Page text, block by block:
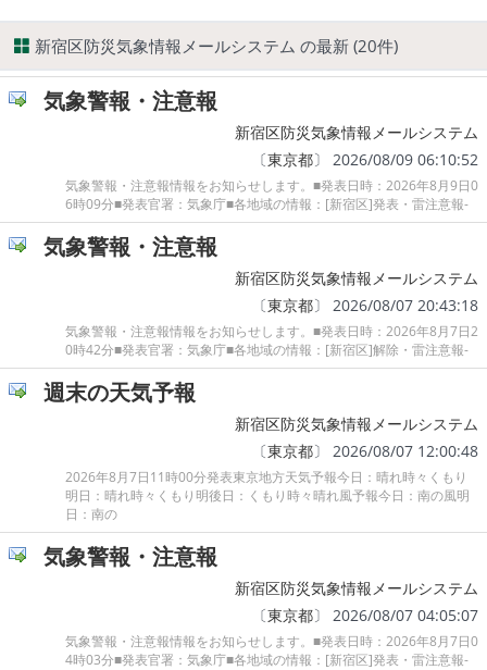
新宿区防災気象情報メールシステム の最新 (20件)
気象警報・注意報
新宿区防災気象情報メールシステム
〔東京都〕 2026/08/09 06:10:52
気象警報・注意報情報をお知らせします。■発表日時：2026年8月9日0
6時09分■発表官署：気象庁■各地域の情報：[新宿区]発表・雷注意報-
気象警報・注意報
新宿区防災気象情報メールシステム
〔東京都〕 2026/08/07 20:43:18
気象警報・注意報情報をお知らせします。■発表日時：2026年8月7日2
0時42分■発表官署：気象庁■各地域の情報：[新宿区]解除・雷注意報-
週末の天気予報
新宿区防災気象情報メールシステム
〔東京都〕 2026/08/07 12:00:48
2026年8月7日11時00分発表東京地方天気予報今日：晴れ時々くもり
明日：晴れ時々くもり明後日：くもり時々晴れ風予報今日：南の風明
日：南の
気象警報・注意報
新宿区防災気象情報メールシステム
〔東京都〕 2026/08/07 04:05:07
気象警報・注意報情報をお知らせします。■発表日時：2026年8月7日0
4時03分■発表官署：気象庁■各地域の情報：[新宿区]発表・雷注意報-